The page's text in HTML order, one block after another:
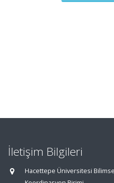
İletişim Bilgileri
Hacettepe Üniversitesi